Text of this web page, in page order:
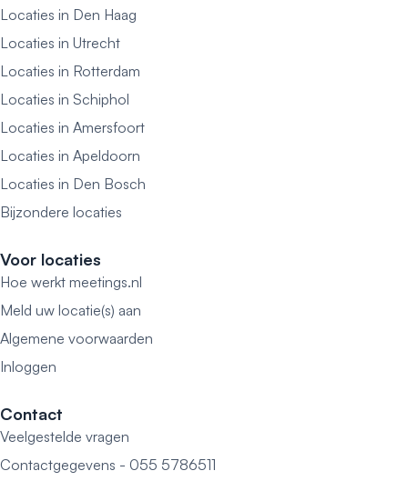
Locaties in Den Haag
Locaties in Utrecht
Locaties in Rotterdam
Locaties in Schiphol
Locaties in Amersfoort
Locaties in Apeldoorn
Locaties in Den Bosch
Bijzondere locaties
Voor locaties
Hoe werkt meetings.nl
Meld uw locatie(s) aan
Algemene voorwaarden
Inloggen
Contact
Veelgestelde vragen
Contactgegevens - 055 5786511